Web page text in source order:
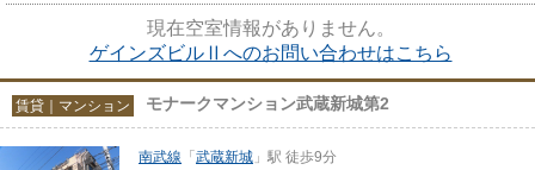
可・来店時無料駐車場有（要...
現在空室情報がありません。
ゲインズビルⅡへのお問い合わせはこちら
賃貸｜マンション モナークマンション武蔵新城第2
南武線 「武蔵新城 」駅 徒歩9分